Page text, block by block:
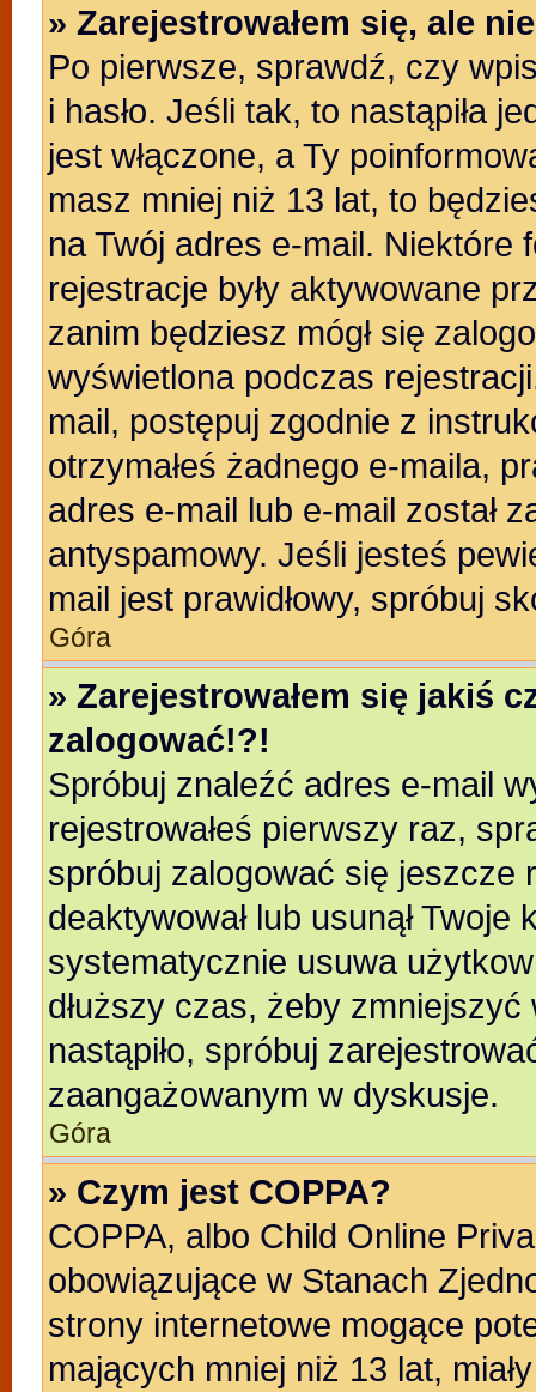
» Zarejestrowałem się, ale
Po pierwsze, sprawdź, czy
i hasło. Jeśli tak, to nastąpiła
jest włączone, a Ty
masz mniej niż 13 lat, to
na Twój adres e-mail. Niektóre
rejestracje były aktywowane
zanim będziesz mógł się
wyświetlona podczas
mail, postępuj zgodnie z
otrzymałeś żadnego e-maila,
adres e-mail lub e-mail został
antyspamowy. Jeśli jesteś
mail jest prawidłowy, spróbuj
Góra
» Zarejestrowałem się jakiś
zalogować!?!
Spróbuj znaleźć adres e-mail
rejestrowałeś pierwszy raz,
spróbuj zalogować się jeszcze
deaktywował lub usunął
systematycznie usuwa
dłuższy czas, żeby
nastąpiło, spróbuj
zaangażowanym w dyskusje.
Góra
» Czym jest COPPA?
COPPA, albo Child Online
obowiązujące w Stanach
strony internetowe mogące
mających mniej niż 13 lat,